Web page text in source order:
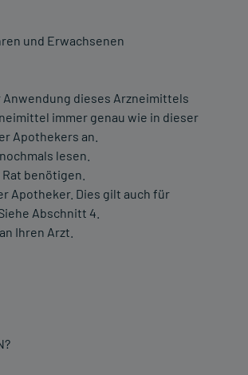
und Erwachsenen
dieses Arzneimittels
immer genau wie in dieser
Apothekers an.
lesen.
benötigen.
Apotheker. Dies gilt auch für
Abschnitt 4.
Ihren Arzt.